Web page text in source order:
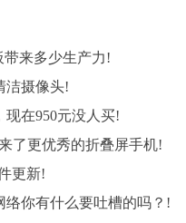
带来多少生产力!
洁摄像头!
现在950元没人买!
了更优秀的折叠屏手机!
更新!
你有什么要吐槽的吗？!